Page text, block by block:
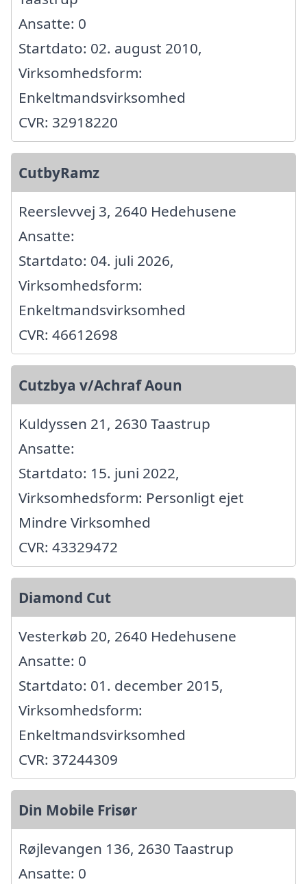
Ansatte: 0
Startdato: 02. august 2010,
Virksomhedsform:
Enkeltmandsvirksomhed
CVR: 32918220
CutbyRamz
Reerslevvej 3, 2640 Hedehusene
Ansatte:
Startdato: 04. juli 2026,
Virksomhedsform:
Enkeltmandsvirksomhed
CVR: 46612698
Cutzbya v/Achraf Aoun
Kuldyssen 21, 2630 Taastrup
Ansatte:
Startdato: 15. juni 2022,
Virksomhedsform: Personligt ejet
Mindre Virksomhed
CVR: 43329472
Diamond Cut
Vesterkøb 20, 2640 Hedehusene
Ansatte: 0
Startdato: 01. december 2015,
Virksomhedsform:
Enkeltmandsvirksomhed
CVR: 37244309
Din Mobile Frisør
Røjlevangen 136, 2630 Taastrup
Ansatte: 0